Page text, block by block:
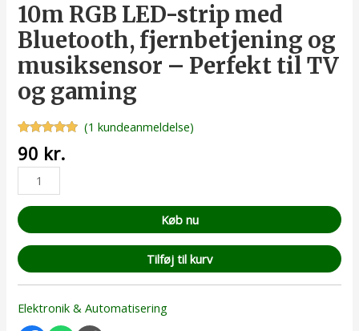
10m RGB LED-strip med
Bluetooth, fjernbetjening og
musiksensor – Perfekt til TV
og gaming
Bedømt
som5.00
ud af 5
baseret på
1
kundebedømmelse
(1 kundeanmeldelse)
90 kr.
Køb nu
Tilføj til kurv
Elektronik & Automatisering